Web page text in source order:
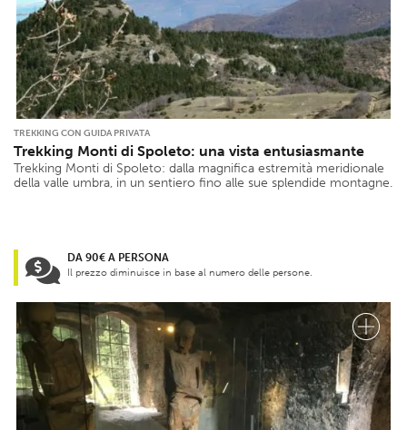
TREKKING CON GUIDA PRIVATA
Trekking Monti di Spoleto: una vista entusiasmante
Trekking Monti di Spoleto: dalla magnifica estremità meridionale
della valle umbra, in un sentiero fino alle sue splendide montagne.
DA 90€ A PERSONA
Il prezzo diminuisce in base al numero delle persone.